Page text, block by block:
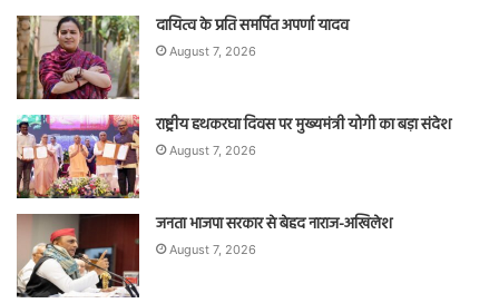
दायित्व के प्रति समर्पित अपर्णा यादव
August 7, 2026
राष्ट्रीय हथकरघा दिवस पर मुख्यमंत्री योगी का बड़ा संदेश
August 7, 2026
जनता भाजपा सरकार से बेहद नाराज-अखिलेश
August 7, 2026